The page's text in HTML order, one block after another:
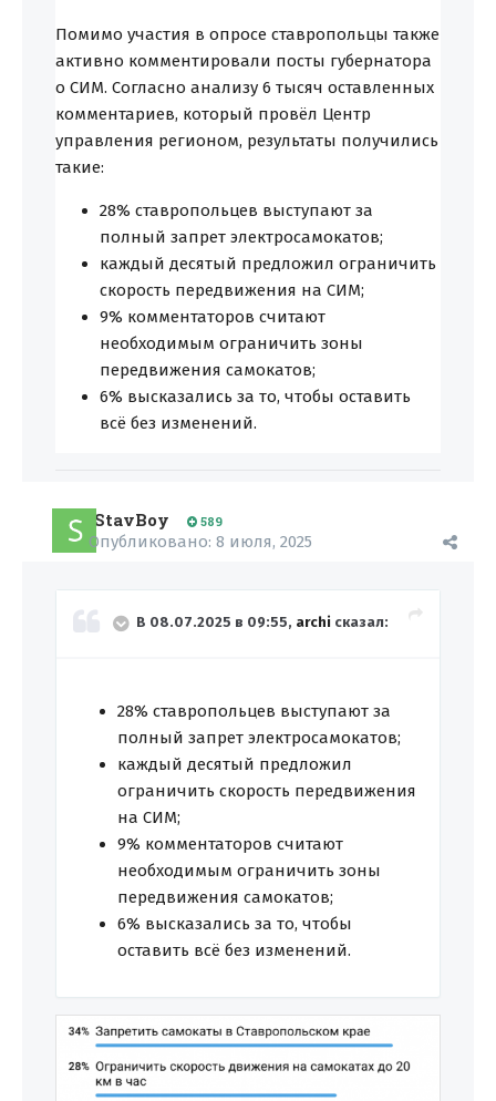
Помимо участия в опросе ставропольцы также
активно комментировали посты губернатора
о СИМ. Согласно анализу 6 тысяч оставленных
комментариев, который провёл Центр
управления регионом, результаты получились
такие:
28% ставропольцев выступают за
полный запрет электросамокатов;
каждый десятый предложил ограничить
скорость передвижения на СИМ;
9% комментаторов считают
необходимым ограничить зоны
передвижения самокатов;
6% высказались за то, чтобы оставить
всё без изменений.
StavBoy 589
Опубликовано: 8 июля, 2025
В 08.07.2025 в 09:55, archi сказал:
28% ставропольцев выступают за
полный запрет электросамокатов;
каждый десятый предложил
ограничить скорость передвижения
на СИМ;
9% комментаторов считают
необходимым ограничить зоны
передвижения самокатов;
6% высказались за то, чтобы
оставить всё без изменений.